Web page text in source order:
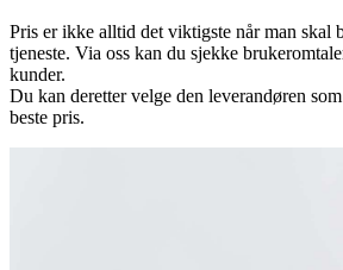
Pris er ikke alltid det viktigste når man skal
tjeneste. Via oss kan du sjekke
kunder.
Du kan deretter velge den leverandøren
beste pris.